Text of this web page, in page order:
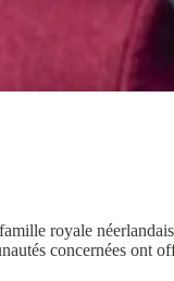
royale
concernées